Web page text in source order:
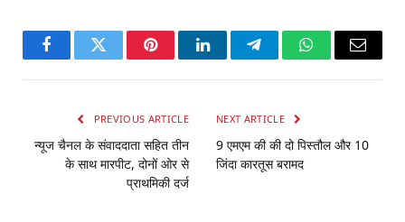
FacebookTwitter PinterestLinkedInTelegramWhatsApp
Email
PREVIOUS ARTICLE
न्यूज चैनल के संवाददाता सहित तीन
के साथ मारपीट, दोनों ओर से
प्राथमिकी दर्ज
NEXT ARTICLE
9 एमएम की की दो पिस्तौल और 10
जिंदा कारतूस बरामद